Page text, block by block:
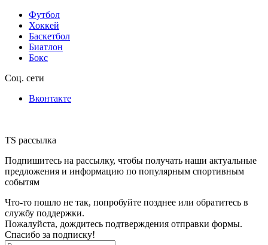
Футбол
Хоккей
Баскетбол
Биатлон
Бокс
Соц. сети
Вконтакте
TS рассылка
Подпишитесь на рассылку, чтобы получать наши актуальные
предложения и информацию по популярным спортивным
событям
Что-то пошло не так, попробуйте позднее или обратитесь в
службу поддержки.
Пожалуйста, дождитесь подтверждения отправки формы.
Спасибо за подписку!